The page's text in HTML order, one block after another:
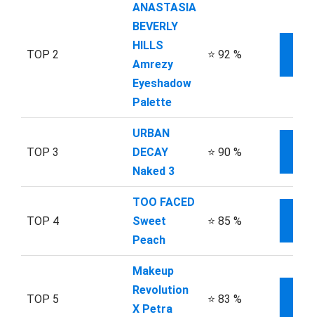
TOP 2
ANASTASIA
BEVERLY
HILLS
Amrezy
Eyeshadow
Palette
⭐ 92 %
TOP 3
URBAN
DECAY
Naked 3
⭐ 90 %
TOP 4
TOO FACED
Sweet
Peach
⭐ 85 %
TOP 5
Makeup
Revolution
X Petra
⭐ 83 %